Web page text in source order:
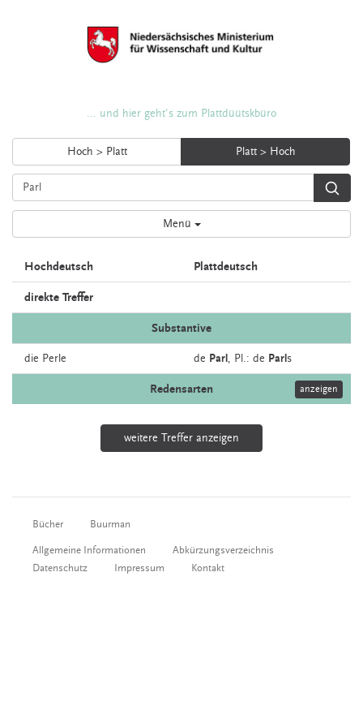
... und hier geht's zum Plattdüütskbüro
Hoch > Platt Platt > Hoch
Menü
Hochdeutsch Plattdeutsch
direkte Treffer
Substantive
die Perle de Parl , Pl.: de Parl s
Redensarten anzeigen
weitere Treffer anzeigen
Bücher Buurman
Allgemeine Informationen
Abkürzungsverzeichnis
Datenschutz
Impressum Kontakt